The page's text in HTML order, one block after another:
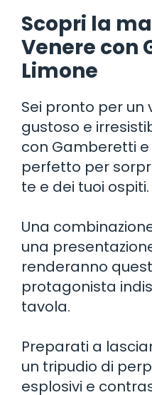
Scopri la
Venere con
Limone
Sei pronto per un
gustoso e
con Gamberetti
perfetto per
te e dei tuoi ospiti.
Una
una
renderanno
protagonista
tavola.
Preparati a
un tripudio di
esplosivi e